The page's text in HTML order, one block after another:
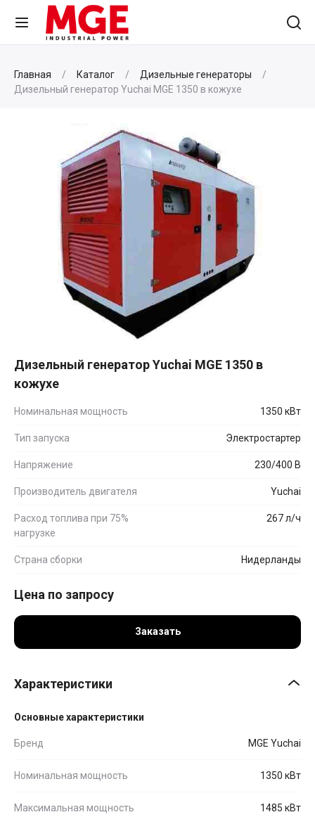
Главная Каталог
Дизельные генераторы
Дизельный генератор Yuchai MGE 1350 в кожухе
Дизельный генератор Yuchai MGE 1350 в
кожухе
Номинальная мощность 1350 кВт
Тип запуска Электростартер
Напряжение 230/400 В
Производитель двигателя Yuchai
Расход топлива при 75%
нагрузке
267 л/ч
Страна сборки Нидерланды
Цена по запросу
Заказать
Характеристики
Основные характеристики
Бренд MGE Yuchai
Номинальная мощность 1350 кВт
Максимальная мощность 1485 кВт